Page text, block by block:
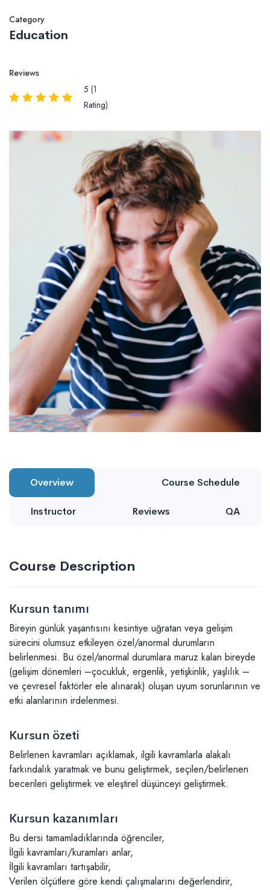
Category
Education
Reviews
5 (1
Rating)
Overview Course Schedule
Instructor Reviews QA
Course Description
Kursun tanımı
Bireyin günlük yaşantısını kesintiye uğratan veya gelişim
sürecini olumsuz etkileyen özel/anormal durumların
belirlenmesi. Bu özel/anormal durumlara maruz kalan bireyde
(gelişim dönemleri –çocukluk, ergenlik, yetişkinlik, yaşlılık –
ve çevresel faktörler ele alınarak) oluşan uyum sorunlarının ve
etki alanlarının irdelenmesi.
Kursun özeti
Belirlenen kavramları açıklamak, ilgili kavramlarla alakalı
farkındalık yaratmak ve bunu geliştirmek, seçilen/belirlenen
becerileri geliştirmek ve eleştirel düşünceyi geliştirmek.
Kursun kazanımları
Bu dersi tamamladıklarında öğrenciler,
İlgili kavramları/kuramları anlar,
İlgili kavramları tartışabilir,
Verilen ölçütlere göre kendi çalışmalarını değerlendirir,